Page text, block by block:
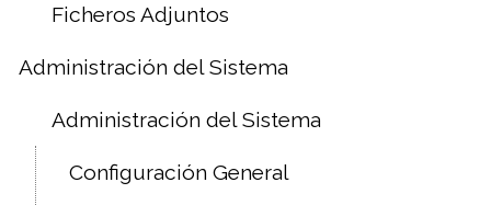
Ficheros Adjuntos
Administración del Sistema
Administración del Sistema
Configuración General